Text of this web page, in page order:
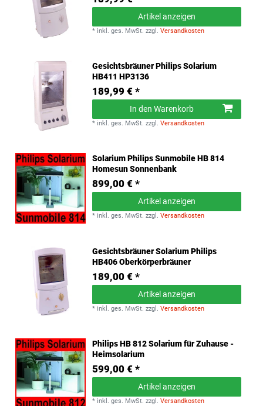
Artikel anzeigen
* inkl. ges. MwSt. zzgl.Versandkosten
Gesichtsbräuner Philips Solarium
HB411 HP3136
189,99 € *
In den Warenkorb
* inkl. ges. MwSt. zzgl.Versandkosten
Solarium Philips Sunmobile HB 814
Homesun Sonnenbank
899,00 € *
Artikel anzeigen
* inkl. ges. MwSt. zzgl.Versandkosten
Gesichtsbräuner Solarium Philips
HB406 Oberkörperbräuner
189,00 € *
Artikel anzeigen
* inkl. ges. MwSt. zzgl.Versandkosten
Philips HB 812 Solarium für Zuhause -
Heimsolarium
599,00 € *
Artikel anzeigen
* inkl. ges. MwSt. zzgl.Versandkosten